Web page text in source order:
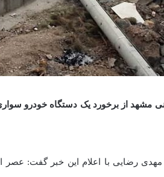
مشهد از برخورد یک دستگاه خودرو